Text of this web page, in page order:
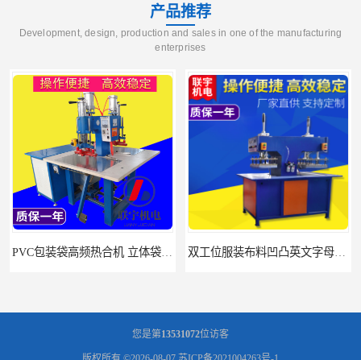
产品推荐
Development, design, production and sales in one of the manufacturing
enterprises
PVC包装袋高频热合机 立体袋焊接机 找联宇生产厂家 双工位服装布料凹凸英文字母压字机找联宇制造厂
您是第13531072位访客